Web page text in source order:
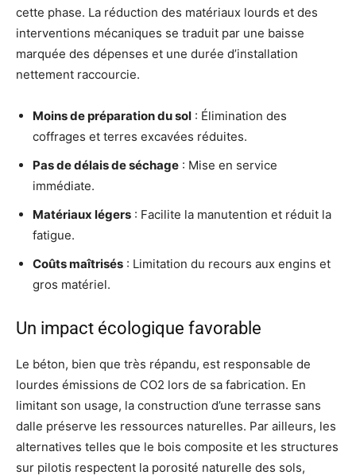
cette phase. La réduction des matériaux lourds et des
interventions mécaniques se traduit par une baisse
marquée des dépenses et une durée d’installation
nettement raccourcie.
Moins de préparation du sol : Élimination des
coffrages et terres excavées réduites.
Pas de délais de séchage : Mise en service
immédiate.
Matériaux légers : Facilite la manutention et réduit la
fatigue.
Coûts maîtrisés : Limitation du recours aux engins et
gros matériel.
Un impact écologique favorable
Le béton, bien que très répandu, est responsable de
lourdes émissions de CO2 lors de sa fabrication. En
limitant son usage, la construction d’une terrasse sans
dalle préserve les ressources naturelles. Par ailleurs, les
alternatives telles que le bois composite et les structures
sur pilotis respectent la porosité naturelle des sols,